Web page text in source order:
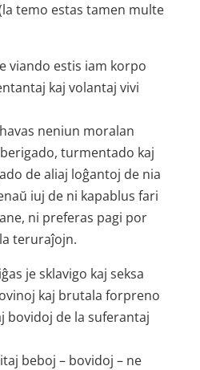
temo estas tamen multe
viando estis iam korpo
kaj volantaj vivi
neniun moralan
turmentado kaj
de aliaj loĝantoj de nia
iuj de ni kapablus fari
ni preferas pagi por
teruraĵojn.
je sklavigo kaj seksa
kaj brutala forpreno
bovidoj de la suferantaj
beboj – bovidoj – ne